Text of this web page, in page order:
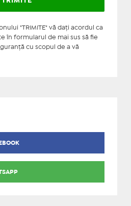
"TRIMITE" vă daţi acordul ca
în formularul de mai sus să fie
cu scopul de a vă